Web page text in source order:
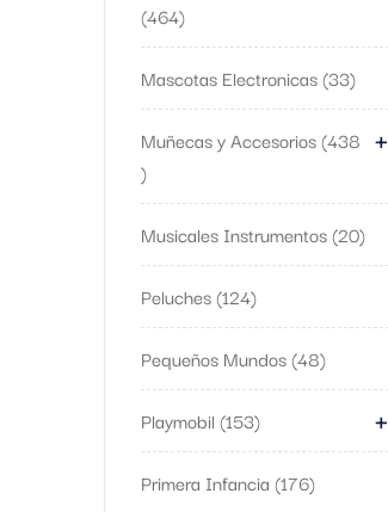
464
Mascotas Electronicas 33
Muñecas y Accesorios 438 +
Musicales Instrumentos 20
Peluches 124
Pequeños Mundos 48
Playmobil 153 +
Primera Infancia 176